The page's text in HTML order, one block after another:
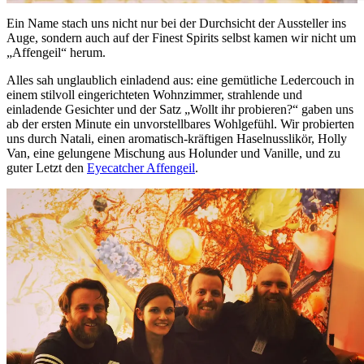
Ein Name stach uns nicht nur bei der Durchsicht der Aussteller ins
Auge, sondern auch auf der Finest Spirits selbst kamen wir nicht um
„Affengeil“ herum.
Alles sah unglaublich einladend aus: eine gemütliche Ledercouch in
einem stilvoll eingerichteten Wohnzimmer, strahlende und
einladende Gesichter und der Satz „Wollt ihr probieren?“ gaben uns
ab der ersten Minute ein unvorstellbares Wohlgefühl. Wir probierten
uns durch Natali, einen aromatisch-kräftigen Haselnusslikör, Holly
Van, eine gelungene Mischung aus Holunder und Vanille, und zu
guter Letzt den Eyecatcher Affengeil.